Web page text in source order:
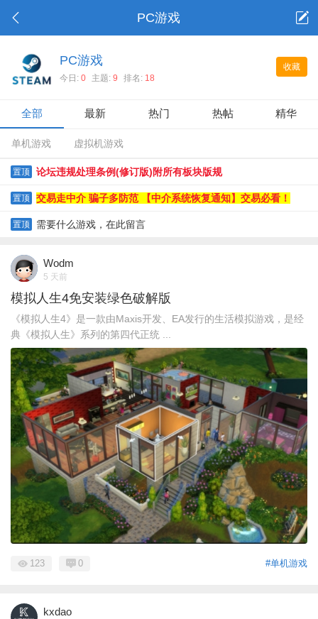
PC游戏
收藏
PC游戏
今日: 0 主题: 9 排名: 18
全部 最新 热门 热帖 精华
单机游戏 虚拟机游戏
置顶 论坛违规处理条例(修订版)附所有板块版规
置顶 交易走中介 骗子多防范 【中介系统恢复通知】交易必看！
置顶 需要什么游戏，在此留言
Wodm
5 天前
模拟人生4免安装绿色破解版
《模拟人生4》是一款由Maxis开发、EA发行的生活模拟游戏，是经
典《模拟人生》系列的第四代正统 ...
#单机游戏
123 0
kxdao